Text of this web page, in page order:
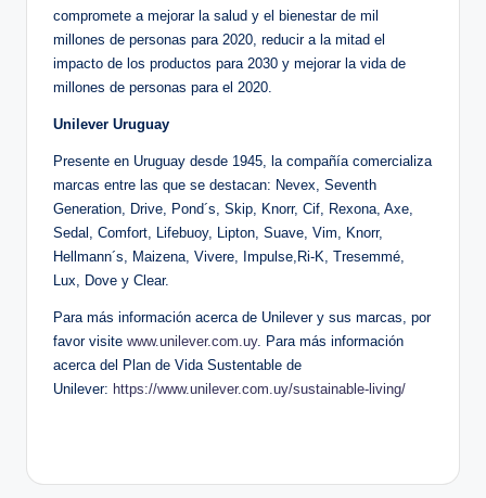
compromete a mejorar la salud y el bienestar de mil
millones de personas para 2020, reducir a la mitad el
impacto de los productos para 2030 y mejorar la vida de
millones de personas para el 2020.
Unilever Uruguay
Presente en Uruguay desde 1945, la compañía comercializa
marcas entre las que se destacan: Nevex, Seventh
Generation, Drive, Pond´s, Skip, Knorr, Cif, Rexona, Axe,
Sedal, Comfort, Lifebuoy, Lipton, Suave, Vim, Knorr,
Hellmann´s, Maizena, Vivere, Impulse,Ri-K, Tresemmé,
Lux, Dove y Clear.
Para más información acerca de Unilever y sus marcas, por
favor visite www.unilever.com.uy. Para más información
acerca del Plan de Vida Sustentable de
Unilever: https://www.unilever.com.uy/sustainable-living/